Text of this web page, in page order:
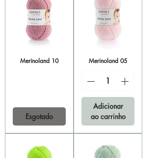
Merinoland 10
Esgotado
Merinoland 05
Adicionar
ao carrinho